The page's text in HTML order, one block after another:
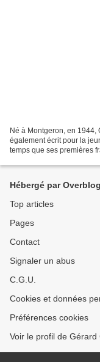
Né à Montgeron, en 1944,
également écrit pour la
temps que ses premières
Hébergé par Overblog
Top articles
Pages
Contact
Signaler un abus
C.G.U.
Cookies et données
Préférences cookies
Voir le profil de